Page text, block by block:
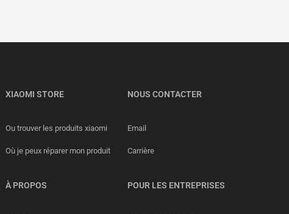
XIAOMI STORE
Ou trouver les produits xiaomi
Où je peux réparer mon produit
À PROPOS
NOUS CONTACTER
Email
Carrière
POUR LES ENTREPRISES